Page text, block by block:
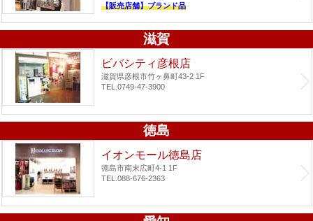
【販売店舗】ブランド品
滋賀
ビバシティ彦根店
滋賀県彦根市竹ヶ鼻町43-2 1F
TEL.0749-47-3900
徳島
イオンモール徳島店
徳島市南末広町4-1 1F
TEL.088-676-2363